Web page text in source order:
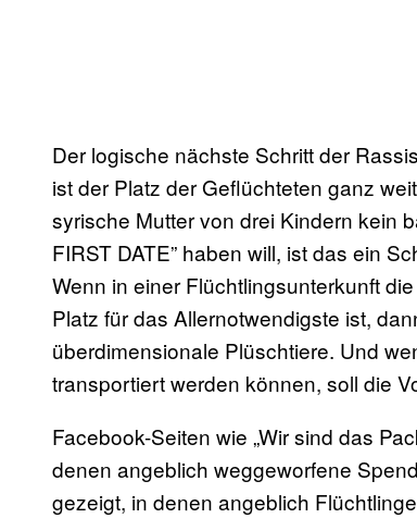
Der logische nächste Schritt der
ist der Platz der Geflüchteten ganz
syrische Mutter von drei Kindern kein
FIRST DATE” haben will, ist das ein
Wenn in einer Flüchtlingsunterkunft
Platz für das Allernotwendigste ist,
überdimensionale Plüschtiere. Und
transportiert werden können, soll die
Facebook-Seiten wie „Wir sind das
denen angeblich weggeworfene
gezeigt, in denen angeblich